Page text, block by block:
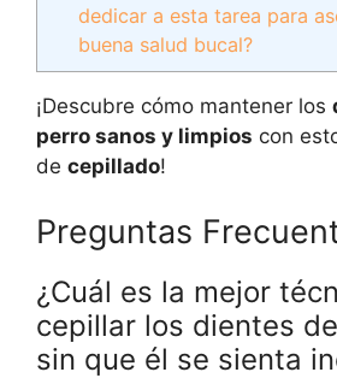
dedicar a esta tarea para
buena salud bucal?
¡Descubre cómo mantener los
perro sanos y limpios con
de cepillado!
Preguntas
¿Cuál es la mejor
cepillar los dientes
sin que él se sienta